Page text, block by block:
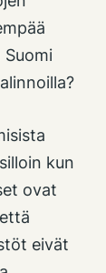
kun
ovat
eivät